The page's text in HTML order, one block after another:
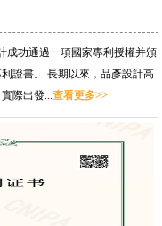
設計成功通過一項國家專利授權并頒
書。 長期以來，品彥設計高
實際出發...查看更多>>